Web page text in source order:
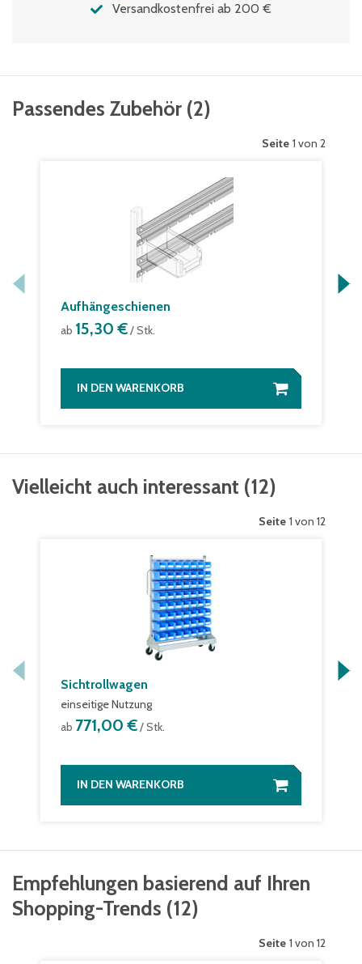
Versandkostenfrei ab 200 €
Passendes Zubehör (2)
Seite 1 von 2
Aufhängeschienen
ab 15,30 €/ Stk.
IN DEN WARENKORB
Vielleicht auch interessant (12)
Seite 1 von 12
Sichtrollwagen
einseitige Nutzung
ab 771,00 €/ Stk.
IN DEN WARENKORB
Empfehlungen basierend auf Ihren
Shopping-Trends (12)
Seite 1 von 12